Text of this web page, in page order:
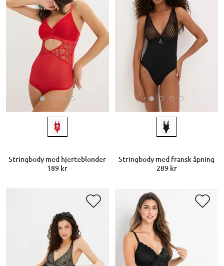
Stringbody med hjerteblonder
189 kr
Stringbody med fransk åpning
289 kr